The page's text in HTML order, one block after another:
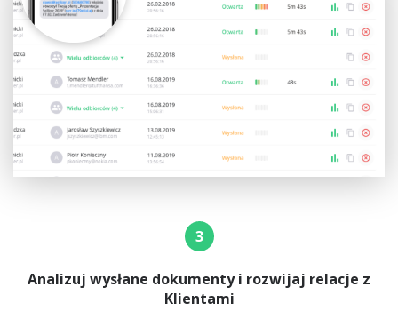
3
Analizuj wysłane dokumenty i rozwijaj relacje z
Klientami